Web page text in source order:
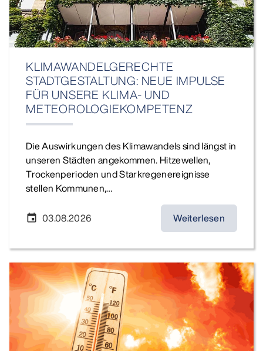
KLIMAWANDELGERECHTE
STADTGESTALTUNG: NEUE IMPULSE
FÜR UNSERE KLIMA- UND
METEOROLOGIEKOMPETENZ
Die Auswirkungen des Klimawandels sind längst in
unseren Städten angekommen. Hitzewellen,
Trockenperioden und Starkregenereignisse
stellen Kommunen,…
event 03.08.2026 Weiterlesen